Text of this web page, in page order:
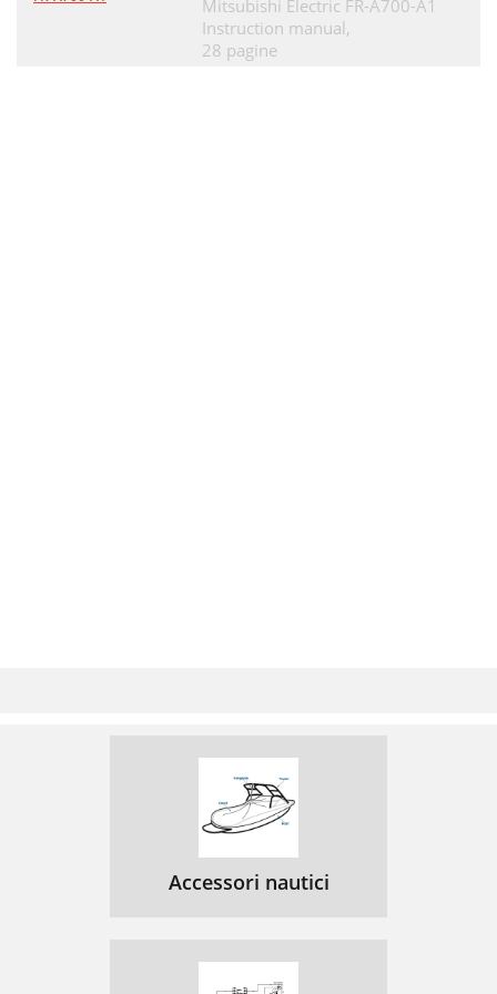
Mitsubishi Electric FR-A700-A1
Instruction manual,
28 pagine
Accessori nautici